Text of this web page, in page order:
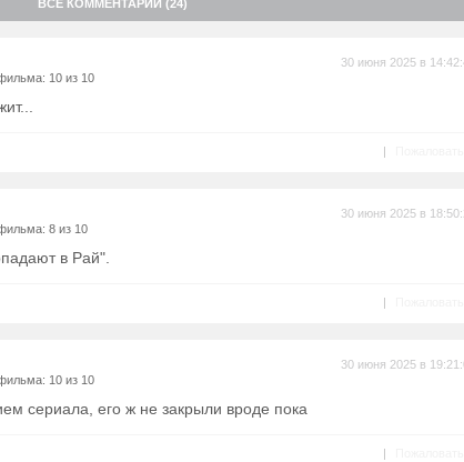
ВСЕ КОММЕНТАРИИ (24)
10 из 10
30 июня 2025 в
|
8 из 10
30 июня 2025 в
в Рай".
|
10 из 10
30 июня 2025 в
сериала, его ж не закрыли вроде пока
|